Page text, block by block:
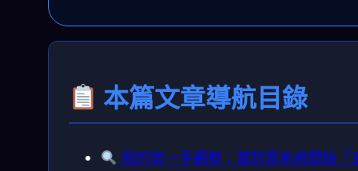
本篇文章導航目錄
我的第一手觀察：當防禦系統開始「